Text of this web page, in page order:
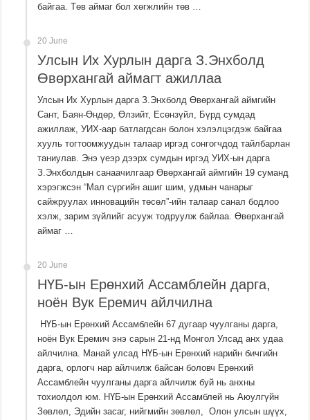
байгаа. Төв аймаг бол хөгжлийн төв …
20 June
Улсын Их Хурлын дарга З.Энхболд
Өвөрхангай аймагт ажиллаа
Улсын Их Хурлын дарга З.Энхболд Өвөрхангай аймгийн
Сант, Баян-Өндөр, Өлзийт, Есөнзүйл, Бүрд сумдад
ажиллаж, УИХ-аар батлагдсан болон хэлэлцэгдэж байгаа
хууль тогтоомжуудын талаар иргэд сонгогчдод тайлбарлан
таниулав. Энэ үеэр дээрх сумдын иргэд УИХ-ын дарга
З.Энхболдын санаачилгаар Өвөрхангай аймгийн 19 суманд
хэрэгжсэн “Мал сүргийн ашиг шим, удмын чанарыг
сайжруулах инновацийн төсөл”-ийн талаар санал бодлоо
хэлж, зарим зүйлийг асууж тодруулж байлаа. Өвөрхангай
аймаг …
20 June
НҮБ-ын Ерөнхий Ассамблейн дарга,
ноён Вук Еремич айлчилна
НҮБ-ын Ерөнхий Ассамблейн 67 дугаар чуулганы дарга,
ноён Вук Еремич энэ сарын 21-нд Монгол Улсад анх удаа
айлчилна. Манай улсад НҮБ-ын Ерөнхий нарийн бичгийн
дарга, орлогч нар айлчилж байсан боловч Ерөнхий
Ассамблейн чуулганы дарга айлчилж буй нь анхны
тохиолдол юм. НҮБ-ын Ерөнхий Ассамблей нь Аюулгүйн
Зөвлөл, Эдийн засаг, нийгмийн зөвлөл, Олон улсын шүүх,